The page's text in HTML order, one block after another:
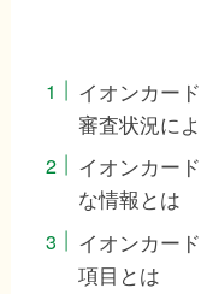
イオンカー
審査状況に
イオンカー
な情報とは
イオンカー
項目とは